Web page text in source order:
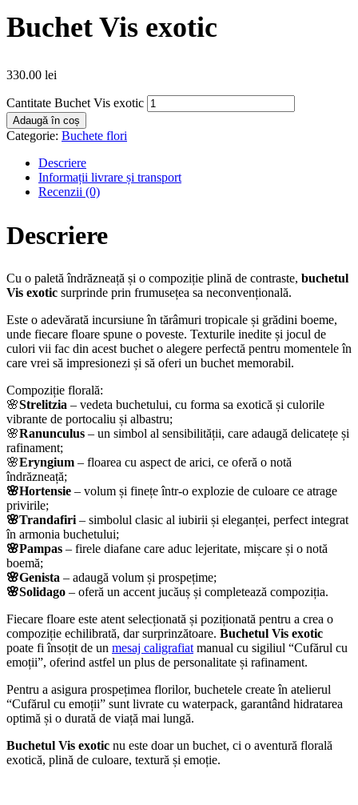
Buchet Vis exotic
330.00 lei
Cantitate Buchet Vis exotic
Adaugă în coș
Categorie: Buchete flori
Descriere
Informații livrare și transport
Recenzii (0)
Descriere
Cu o paletă îndrăzneață și o compoziție plină de contraste, buchetul
Vis exotic surprinde prin frumusețea sa neconvențională.
Este o adevărată incursiune în tărâmuri tropicale și grădini boeme,
unde fiecare floare spune o poveste. Texturile inedite și jocul de
culori vii fac din acest buchet o alegere perfectă pentru momentele în
care vrei să impresionezi și să oferi un buchet memorabil.
Compoziție florală:
🌸Strelitzia – vedeta buchetului, cu forma sa exotică și culorile
vibrante de portocaliu și albastru;
🌸Ranunculus – un simbol al sensibilității, care adaugă delicatețe și
rafinament;
🌸Eryngium – floarea cu aspect de arici, ce oferă o notă
îndrăzneață;
🌸Hortensie – volum și finețe într-o explozie de culoare ce atrage
privirile;
🌸Trandafiri – simbolul clasic al iubirii și eleganței, perfect integrat
în armonia buchetului;
🌸Pampas – firele diafane care aduc lejeritate, mișcare și o notă
boemă;
🌸Genista – adaugă volum și prospețime;
🌸Solidago – oferă un accent jucăuș și completează compoziția.
Fiecare floare este atent selecționată și poziționată pentru a crea o
compoziție echilibrată, dar surprinzătoare. Buchetul Vis exotic
poate fi însoțit de un mesaj caligrafiat manual cu sigiliul “Cufărul cu
emoții”, oferind astfel un plus de personalitate și rafinament.
Pentru a asigura prospețimea florilor, buchetele create în atelierul
“Cufărul cu emoții” sunt livrate cu waterpack, garantând hidratarea
optimă și o durată de viață mai lungă.
Buchetul Vis exotic nu este doar un buchet, ci o aventură florală
exotică, plină de culoare, textură și emoție.